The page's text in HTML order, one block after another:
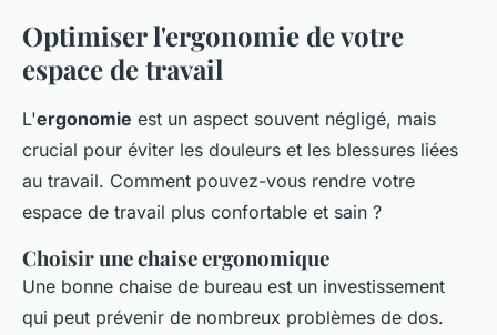
Optimiser l'ergonomie de votre
espace de travail
L'ergonomie est un aspect souvent négligé, mais
crucial pour éviter les douleurs et les blessures liées
au travail. Comment pouvez-vous rendre votre
espace de travail plus confortable et sain ?
Choisir une chaise ergonomique
Une bonne chaise de bureau est un investissement
qui peut prévenir de nombreux problèmes de dos.